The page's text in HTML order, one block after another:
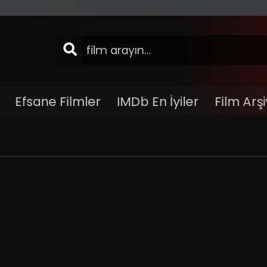
Efsane Filmler IMDb En İyiler Film